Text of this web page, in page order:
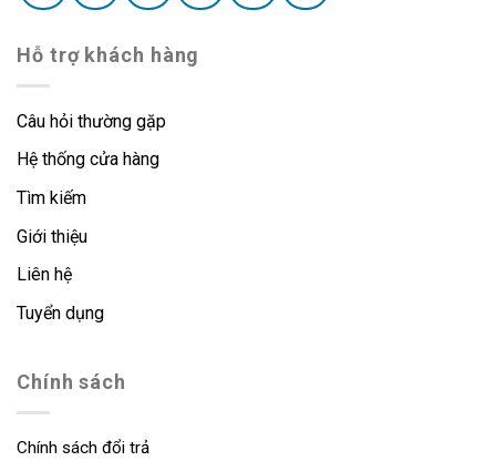
Hỗ trợ khách hàng
Câu hỏi thường gặp
Hệ thống cửa hàng
Tìm kiếm
Giới thiệu
Liên hệ
Tuyển dụng
Chính sách
Chính sách đổi trả